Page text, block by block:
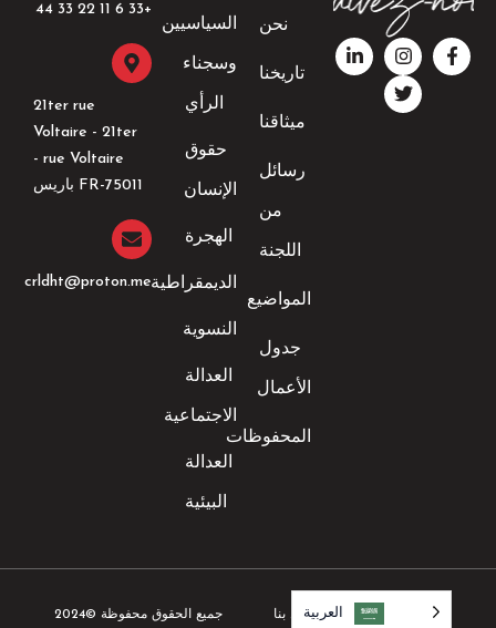
العربية‏
ف
ي
س
ا
ن
س
ت
ق
ل
ي
ن
ت
و
ي
ت
ر
نحن
تاريخنا
ميثاقنا
رسائل
من
اللجنة
المواضيع
جدول
الأعمال
المحفوظات
السياسيين
وسجناء
الرأي
حقوق
الإنسان
الهجرة
الديمقراطية
النسوية
العدالة
الاجتماعية
العدالة
البيئية
+33 6 11 22 33 44​
21ter rue
Voltaire - 21ter
rue Voltaire -
FR-75011 باريس
crldht@proton.me
الإشعارات القانونية اتصل بنا جميع الحقوق محفوظة ©2024 العربية‏